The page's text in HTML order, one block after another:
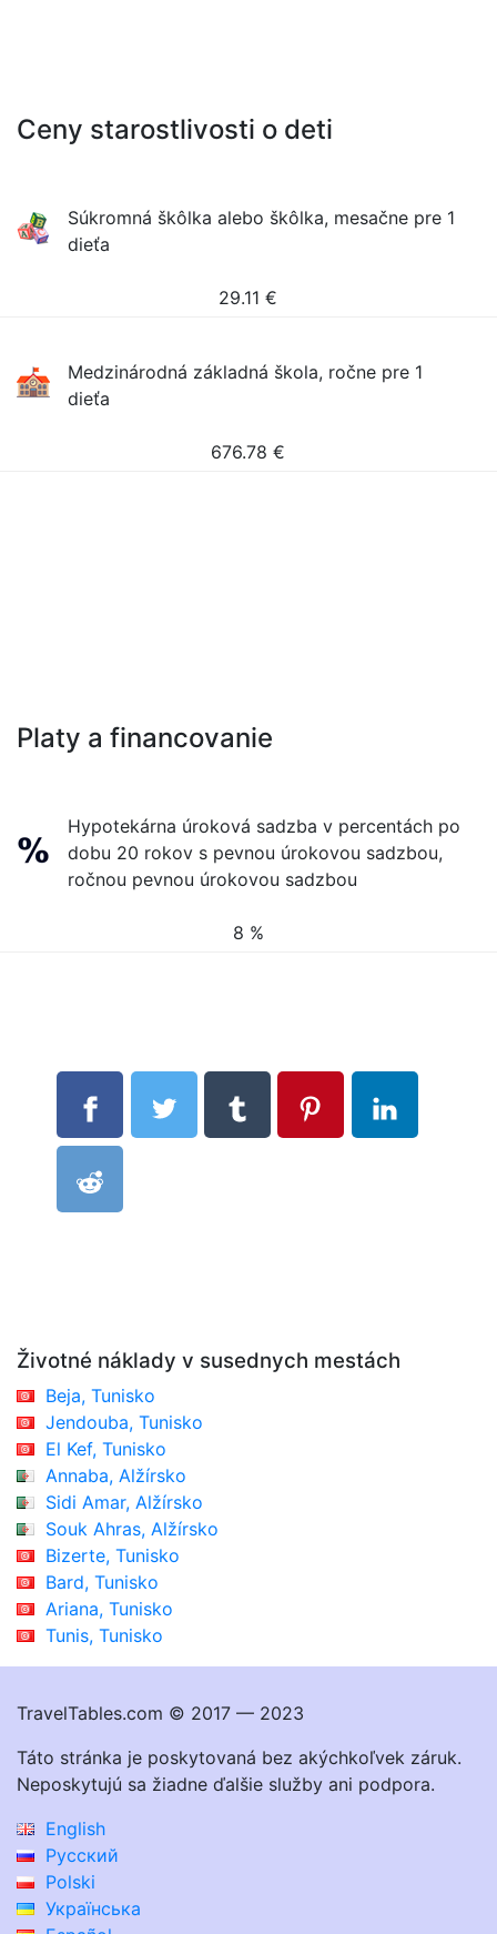
Ceny starostlivosti o deti
Súkromná škôlka alebo škôlka, mesačne pre 1
dieťa
29.11 €
Medzinárodná základná škola, ročne pre 1
dieťa
676.78 €
Platy a financovanie
Hypotekárna úroková sadzba v percentách po
dobu 20 rokov s pevnou úrokovou sadzbou,
ročnou pevnou úrokovou sadzbou
8 %
Životné náklady v susednych mestách
Beja, Tunisko
Jendouba, Tunisko
El Kef, Tunisko
Annaba, Alžírsko
Sidi Amar, Alžírsko
Souk Ahras, Alžírsko
Bizerte, Tunisko
Bard, Tunisko
Ariana, Tunisko
Tunis, Tunisko
TravelTables.com © 2017 — 2023
Táto stránka je poskytovaná bez akýchkoľvek záruk.
Neposkytujú sa žiadne ďalšie služby ani podpora.
English
Русский
Polski
Українська